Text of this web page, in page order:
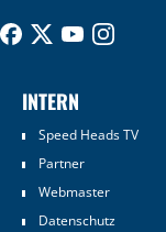
INTERN
Speed Heads TV
Partner
Webmaster
Datenschutz